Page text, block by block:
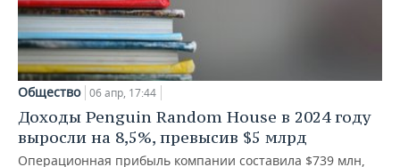
Общество 06 апр, 17:44
Доходы Penguin Random House в 2024 году
выросли на 8,5%, превысив $5 млрд
Операционная прибыль компании составила $739 млн,